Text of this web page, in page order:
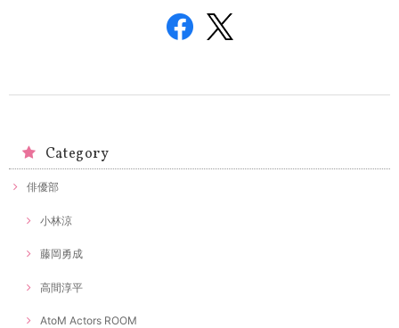
Category
俳優部
小林涼
藤岡勇成
高間淳平
AtoM Actors ROOM